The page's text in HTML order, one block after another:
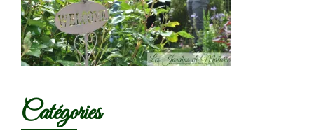
Catégories